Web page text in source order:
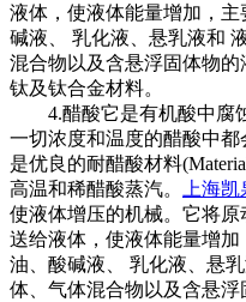
液体，使液体能量增加，
碱液、 乳化液、悬乳液和
混合物以及含悬浮固体物
钛及钛合金材料。
4.醋酸它是有机酸中腐
一切浓度和温度的醋酸中
是优良的耐醋酸材料
高温和稀醋酸蒸汽。
上海
使液体增压的机械。它将
送给液体，使液体能量增加
油、酸碱液、 乳化液、悬
体、气体混合物以及含悬